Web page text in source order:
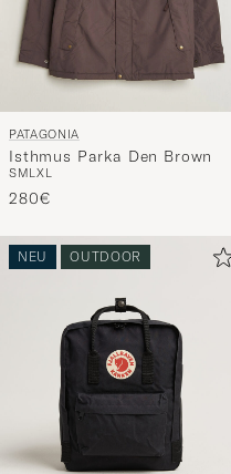
PATAGONIA
Isthmus Parka Den Brown
SMLXL
280€
NEU OUTDOOR